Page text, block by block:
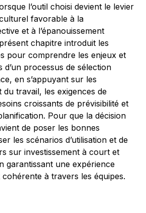
l’outil choisi devient le levier
favorable à la
et à l’épanouissement
chapitre introduit les
pour comprendre les enjeux et
d’un processus de sélection
en s’appuyant sur les
travail, les exigences de
croissants de prévisibilité et
Pour que la décision
de poser les bonnes
les scénarios d’utilisation et de
sur investissement à court et
garantissant une expérience
à travers les équipes.